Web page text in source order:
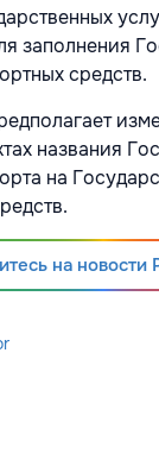
заполнения
средств.
названия
на
на новости